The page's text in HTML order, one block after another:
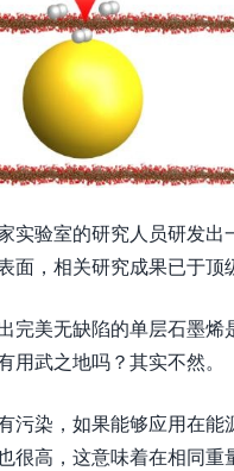
实验室的研究人员研发
，相关研究成果已于顶
完美无缺陷的单层石墨
武之地吗？其实不然。
染，如果能够应用在能
很高，这意味着在相同